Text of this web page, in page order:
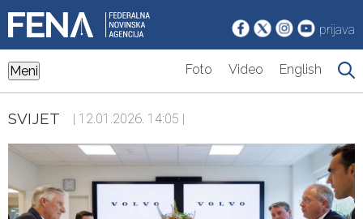
prijava
Meni Foto Video English
SVIJET | 12.01.2026. 14:05 |